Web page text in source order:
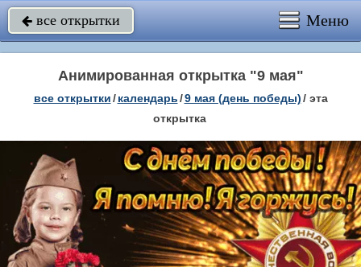
 все открытки Меню
Анимированная открытка "9 мая"
все открытки/ календарь/9 мая (день победы)/ эта
открытка